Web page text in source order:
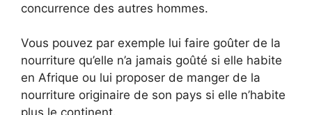
concurrence des autres hommes.
Vous pouvez par exemple lui faire goûter de la
nourriture qu’elle n’a jamais goûté si elle habite
en Afrique ou lui proposer de manger de la
nourriture originaire de son pays si elle n’habite